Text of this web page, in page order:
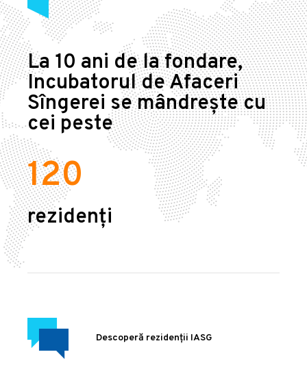
La 10 ani de la fondare,
Incubatorul de Afaceri
Sîngerei se mândrește cu
cei peste
120
rezidenți
Descoperă rezidenții IASG